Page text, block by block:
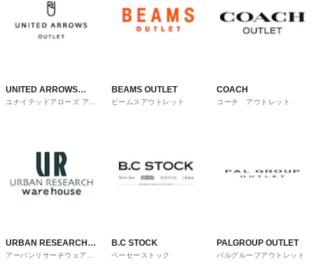
UNITED ARROWS
OUTLET
ユナイテッドアローズ アウ
BEAMS OUTLET
ビームスアウトレット
COACH
コーチ アウトレット
URBAN RESEARCH
ware house
アーバンリサーチウェアハ
B.C STOCK
ベーセーストック
PALGROUP OUTLET
パルグループアウトレット